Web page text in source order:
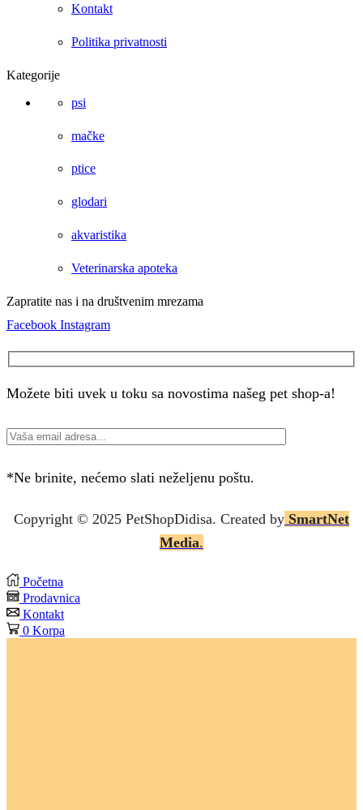
Kontakt
Politika privatnosti
Kategorije
psi
mačke
ptice
glodari
akvaristika
Veterinarska apoteka
Zapratite nas i na društvenim mrezama
Facebook Instagram
Možete biti uvek u toku sa novostima našeg pet shop-a!
*Ne brinite, nećemo slati neželjenu poštu.
Copyright © 2025 PetShopDidisa. Created by SmartNet
Media.
Početna
Prodavnica
Kontakt
0 Korpa